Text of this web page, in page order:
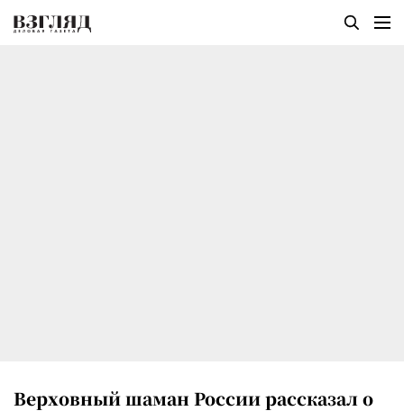
Верховный шаман России рассказал о